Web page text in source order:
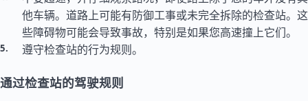
他车辆。道路上可能有防御工事或未完全拆除的检查站。这
些障碍物可能会导致事故，特别是如果您高速撞上它们。
遵守检查站的行为规则。
通过检查站的驾驶规则